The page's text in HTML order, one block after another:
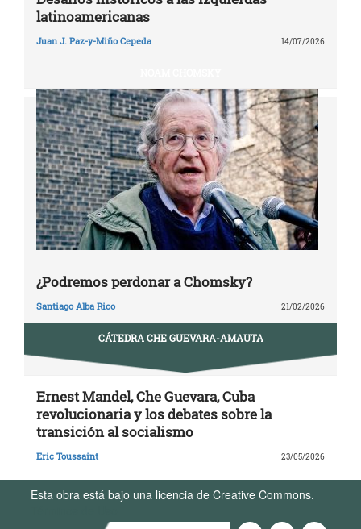
latinoamericanas
Juan J. Paz-y-Miño Cepeda 14/07/2026
¿Podremos perdonar a Chomsky?
Santiago Alba Rico 21/02/2026
CÁTEDRA CHE GUEVARA-AMAUTA
Ernest Mandel, Che Guevara, Cuba
revolucionaria y los debates sobre la
transición al socialismo
Eric Toussaint 23/05/2026
Esta obra está bajo una licencia de Creative Commons.